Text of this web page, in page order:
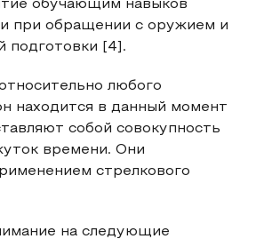
обучающим навыков
при обращении с оружием и
подготовки [4].
любого
находится в данный момент
собой совокупность
времени. Они
стрелкового
на следующие